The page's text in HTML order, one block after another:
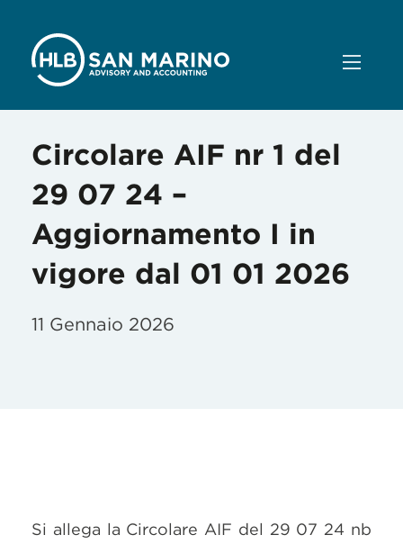
Circolare AIF nr 1 del
29 07 24 –
Aggiornamento I in
vigore dal 01 01 2026
11 Gennaio 2026
Si allega la Circolare AIF del 29 07 24 nb